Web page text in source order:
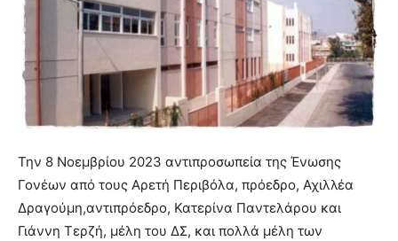
Την 8 Νοεμβρίου 2023 αντιπροσωπεία της Ένωσης
Γονέων από τους Αρετή Περιβόλα, πρόεδρο, Αχιλλέα
Δραγούμη,αντιπρόεδρο, Κατερίνα Παντελάρου και
Γιάννη Τερζή, μέλη του ΔΣ, και πολλά μέλη των